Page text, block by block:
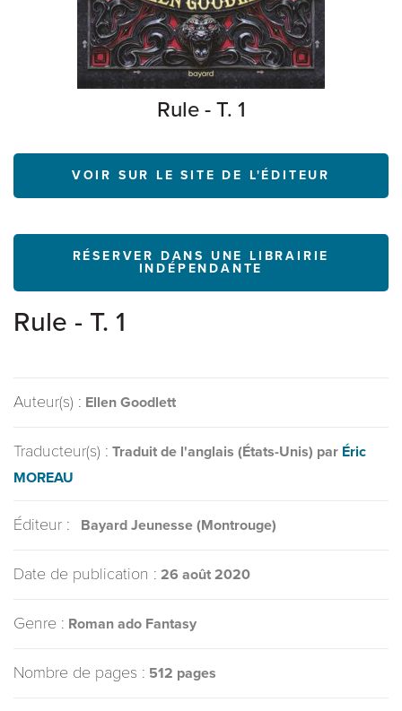
Rule - T. 1
VOIR SUR LE SITE DE L'ÉDITEUR
RÉSERVER DANS UNE LIBRAIRIE
INDÉPENDANTE
Rule - T. 1
Auteur(s) : Ellen Goodlett
Traducteur(s) : Traduit de l'anglais (États-Unis) par Éric
MOREAU
Éditeur : Bayard Jeunesse (Montrouge)
Date de publication : 26 août 2020
Genre : Roman ado Fantasy
Nombre de pages : 512 pages